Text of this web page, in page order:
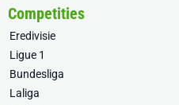
Competities
Eredivisie
Ligue 1
Bundesliga
Laliga